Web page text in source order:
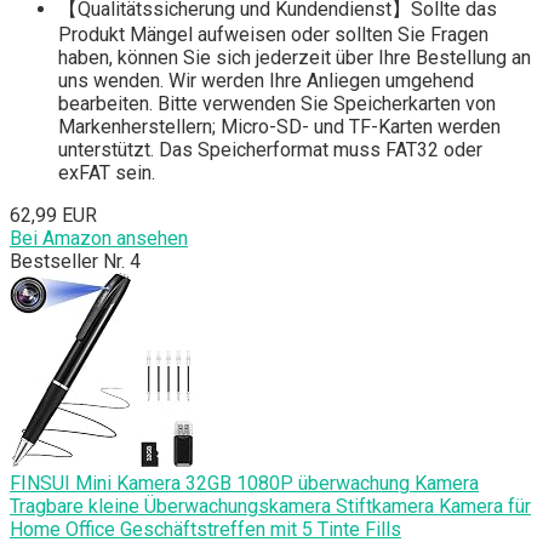
【Qualitätssicherung und Kundendienst】Sollte das
Produkt Mängel aufweisen oder sollten Sie Fragen
haben, können Sie sich jederzeit über Ihre Bestellung an
uns wenden. Wir werden Ihre Anliegen umgehend
bearbeiten. Bitte verwenden Sie Speicherkarten von
Markenherstellern; Micro-SD- und TF-Karten werden
unterstützt. Das Speicherformat muss FAT32 oder
exFAT sein.
62,99 EUR
Bei Amazon ansehen
Bestseller Nr. 4
FINSUI Mini Kamera 32GB 1080P überwachung Kamera
Tragbare kleine Überwachungskamera Stiftkamera Kamera für
Home Office Geschäftstreffen mit 5 Tinte Fills